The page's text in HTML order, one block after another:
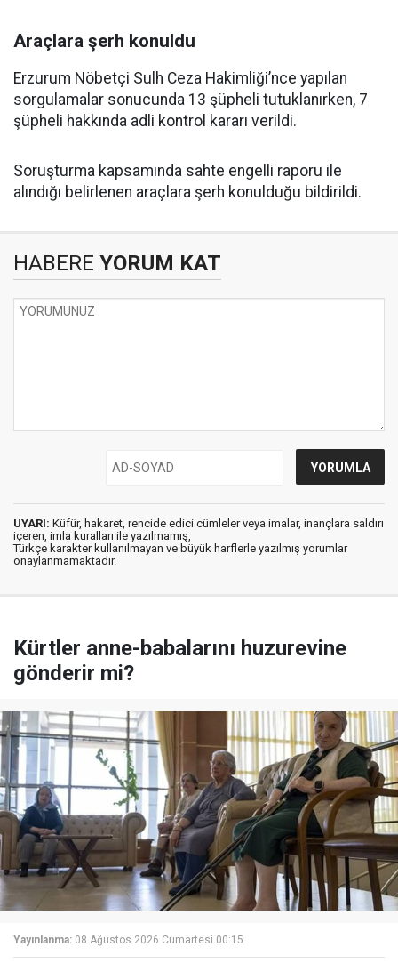
Araçlara şerh konuldu
Erzurum Nöbetçi Sulh Ceza Hakimliği’nce yapılan
sorgulamalar sonucunda 13 şüpheli tutuklanırken, 7
şüpheli hakkında adli kontrol kararı verildi.
Soruşturma kapsamında sahte engelli raporu ile
alındığı belirlenen araçlara şerh konulduğu bildirildi.
HABERE YORUM KAT
UYARI: Küfür, hakaret, rencide edici cümleler veya imalar, inançlara saldırı
içeren, imla kuralları ile yazılmamış,
Türkçe karakter kullanılmayan ve büyük harflerle yazılmış yorumlar
onaylanmamaktadır.
Kürtler anne-babalarını huzurevine
gönderir mi?
Yayınlanma: 08 Ağustos 2026 Cumartesi 00:15